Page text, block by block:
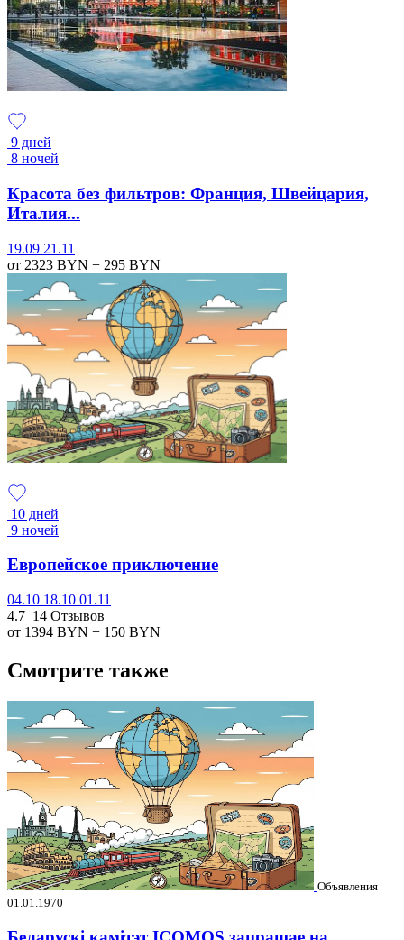
9 дней
8 ночей
Красота без фильтров: Франция, Швейцария,
Италия...
19.09 21.11
от 2323 BYN + 295 BYN
10 дней
9 ночей
Европейское приключение
04.10 18.10 01.11
4.7 14 Отзывов
от 1394 BYN + 150 BYN
Смотрите также
Объявления
01.01.1970